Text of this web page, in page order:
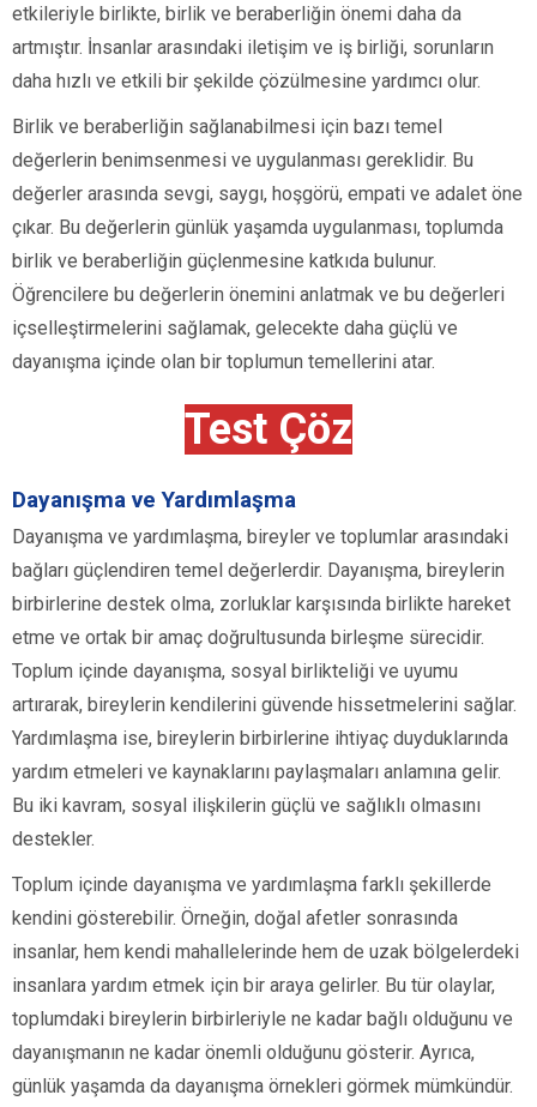
etkileriyle birlikte, birlik ve beraberliğin önemi daha da
artmıştır. İnsanlar arasındaki iletişim ve iş birliği, sorunların
daha hızlı ve etkili bir şekilde çözülmesine yardımcı olur.
Birlik ve beraberliğin sağlanabilmesi için bazı temel
değerlerin benimsenmesi ve uygulanması gereklidir. Bu
değerler arasında sevgi, saygı, hoşgörü, empati ve adalet öne
çıkar. Bu değerlerin günlük yaşamda uygulanması, toplumda
birlik ve beraberliğin güçlenmesine katkıda bulunur.
Öğrencilere bu değerlerin önemini anlatmak ve bu değerleri
içselleştirmelerini sağlamak, gelecekte daha güçlü ve
dayanışma içinde olan bir toplumun temellerini atar.
Test Çöz
Dayanışma ve Yardımlaşma
Dayanışma ve yardımlaşma, bireyler ve toplumlar arasındaki
bağları güçlendiren temel değerlerdir. Dayanışma, bireylerin
birbirlerine destek olma, zorluklar karşısında birlikte hareket
etme ve ortak bir amaç doğrultusunda birleşme sürecidir.
Toplum içinde dayanışma, sosyal birlikteliği ve uyumu
artırarak, bireylerin kendilerini güvende hissetmelerini sağlar.
Yardımlaşma ise, bireylerin birbirlerine ihtiyaç duyduklarında
yardım etmeleri ve kaynaklarını paylaşmaları anlamına gelir.
Bu iki kavram, sosyal ilişkilerin güçlü ve sağlıklı olmasını
destekler.
Toplum içinde dayanışma ve yardımlaşma farklı şekillerde
kendini gösterebilir. Örneğin, doğal afetler sonrasında
insanlar, hem kendi mahallelerinde hem de uzak bölgelerdeki
insanlara yardım etmek için bir araya gelirler. Bu tür olaylar,
toplumdaki bireylerin birbirleriyle ne kadar bağlı olduğunu ve
dayanışmanın ne kadar önemli olduğunu gösterir. Ayrıca,
günlük yaşamda da dayanışma örnekleri görmek mümkündür.